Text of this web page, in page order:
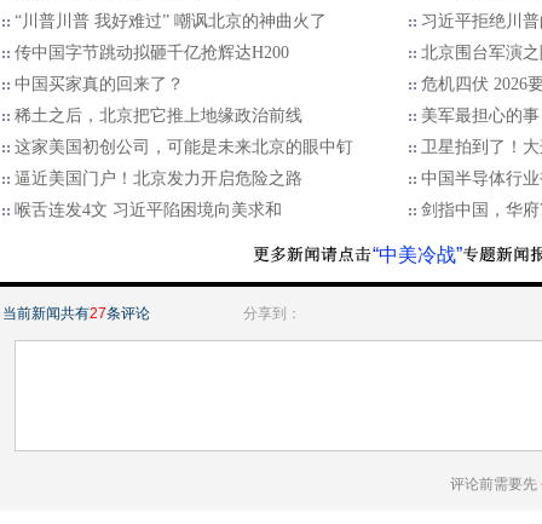
“川普川普 我好难过” 嘲讽北京的神曲火了
习近平拒绝川普
传中国字节跳动拟砸千亿抢辉达H200
北京围台军演
中国买家真的回来了？
危机四伏 2026
稀土之后，北京把它推上地缘政治前线
美军最担心的
这家美国初创公司，可能是未来北京的眼中钉
卫星拍到了！
逼近美国门户！北京发力开启危险之路
中国半导体行
喉舌连发4文 习近平陷困境向美求和
剑指中国，华
“中美冷战”
当前新闻共有27条评论 分享到：
评论前需要先